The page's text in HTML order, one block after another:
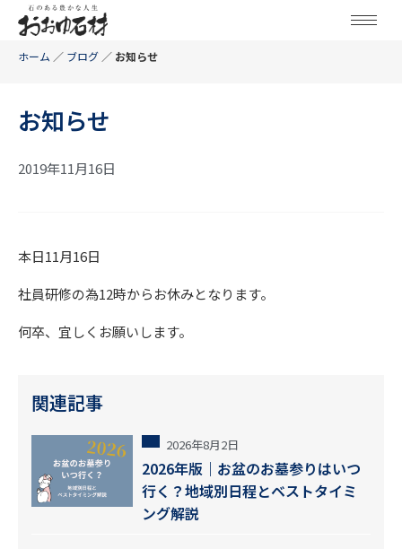
ホーム ／ ブログ ／ お知らせ
お知らせ
2019年11月16日
本日11月16日
社員研修の為12時からお休みとなります。
何卒、宜しくお願いします。
関連記事
2026年8月2日
2026年版｜お盆のお墓参りはいつ
行く？地域別日程とベストタイミ
ング解説